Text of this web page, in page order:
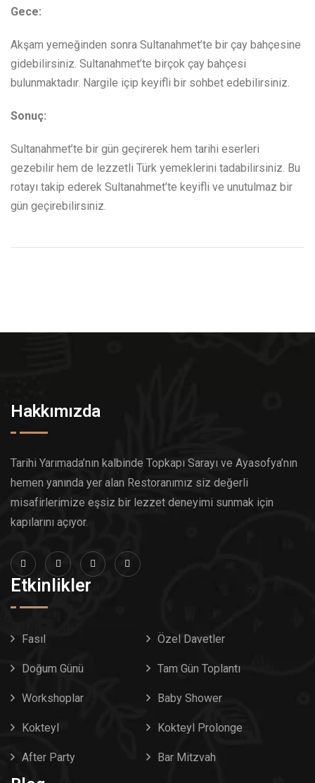
Gece:
Akşam yemeğinden sonra Sultanahmet’te bir çay bahçesine
gidebilirsiniz. Sultanahmet’te birçok çay bahçesi
bulunmaktadır. Nargile içip keyifli bir sohbet edebilirsiniz.
Sonuç:
Sultanahmet’te bir gün geçirerek hem tarihi eserleri
gezebilir hem de lezzetli Türk yemeklerini tadabilirsiniz. Bu
rotayı takip ederek Sultanahmet’te keyifli ve unutulmaz bir
gün geçirebilirsiniz.
Hakkımızda
Tarihi Yarımada’nın kalbinde Topkapı Sarayı ve Ayasofya’nın
hemen yanında yer alan Restoranımız siz değerli
misafirlerimize eşsiz bir lezzet deneyimi sunmak için
kapılarını açıyor.
Etkinlikler
Fasıl Özel Davetler
Doğum Günü Tam Gün Toplantı
Workshoplar Baby Shower
Kokteyl Kokteyl Prolonge
After Party Bar Mitzvah